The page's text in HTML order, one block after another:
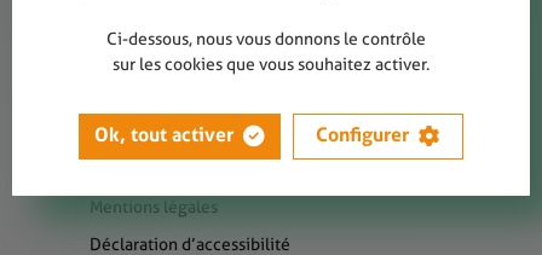
Presse
Liens utiles
Mentions légales
Déclaration d’accessibilité
Ci-dessous, nous vous donnons le contrôle
sur les cookies que vous souhaitez activer.
Ok, tout activer Configurer